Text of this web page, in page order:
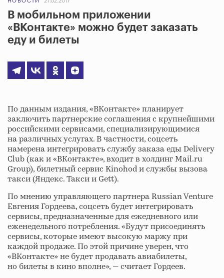
В мобильном приложении
«ВКонтакте» можно будет заказать
еду и билеты
По данным издания, «ВКонтакте» планирует
заключить партнерские соглашения с крупнейшими
российскими сервисами, специализирующимися
на различных услугах. В частности, соцсеть
намерена интегрировать службу заказа еды Delivery
Club (как и «ВКонтакте», входит в холдинг Mail.ru
Group), билетный сервис Kinohod и службы вызова
такси (Яндекс. Такси и Gett).
По мнению управляющего партнера Russian Venture
Евгения Гордеева, соцсеть будет интегрировать
сервисы, предназначенные для ежедневного или
еженедельного потребления. «Будут присоединять
сервисы, которые имеют высокую маржу при
каждой продаже. По этой причине уверен, что
«ВКонтакте» не будет продавать авиабилеты,
но билеты в кино вполне», — считает Гордеев.